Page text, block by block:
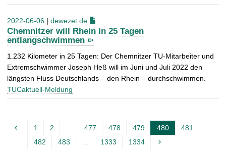
2022-06-06 | dewezet.de
Chemnitzer will Rhein in 25 Tagen
entlangschwimmen
1.232 Kilometer in 25 Tagen: Der Chemnitzer TU-Mitarbeiter und
Extremschwimmer Joseph Heß will im Juni und Juli 2022 den
längsten Fluss Deutschlands – den Rhein – durchschwimmen.
TUCaktuell-Meldung
1 2 ... 477 478 479 480A
481
482
483 ... 1333 1334